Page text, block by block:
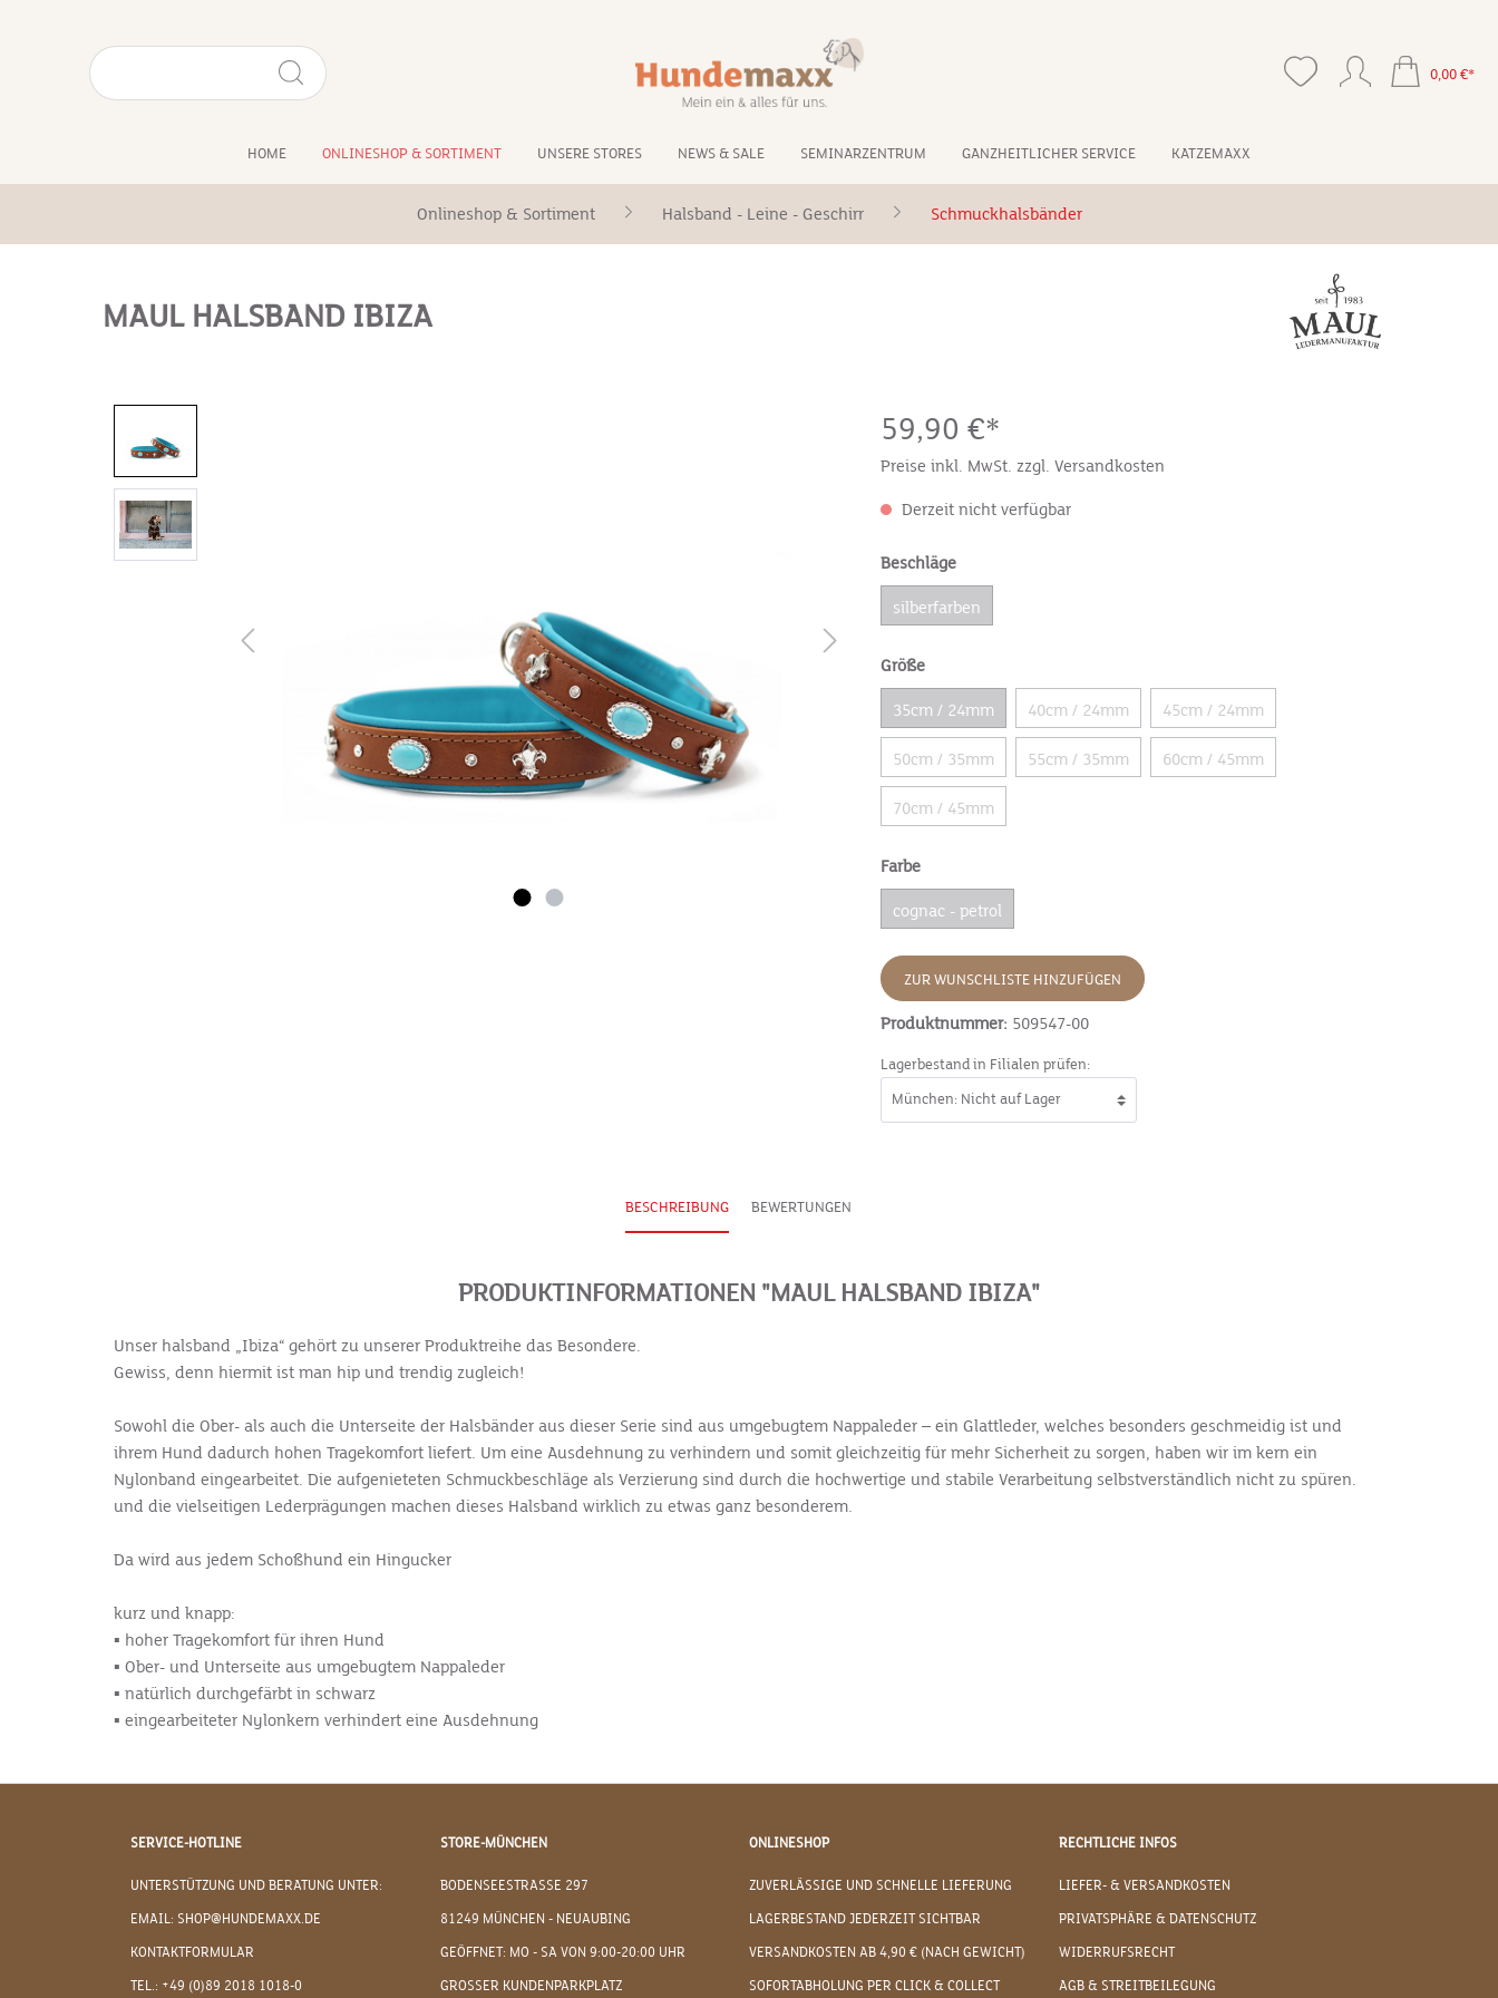
0,00 €*
HOME ONLINESHOP & SORTIMENT UNSERE STORES NEWS & SALE SEMINARZENTRUM GANZHEITLICHER SERVICE KATZEMAXX
Onlineshop & Sortiment Halsband - Leine - Geschirr Schmuckhalsbänder
MAUL HALSBAND IBIZA
59,90 €*
Preise inkl. MwSt. zzgl. Versandkosten
Derzeit nicht verfügbar
Beschläge
silberfarben
Größe
35cm / 24mm 40cm / 24mm 45cm / 24mm
50cm / 35mm 55cm / 35mm 60cm / 45mm
70cm / 45mm
Farbe
cognac - petrol
ZUR WUNSCHLISTE HINZUFÜGEN
Produktnummer: 509547-00
Lagerbestand in Filialen prüfen:
BESCHREIBUNG BEWERTUNGEN
PRODUKTINFORMATIONEN "MAUL HALSBAND IBIZA"
Unser halsband „Ibiza“ gehört zu unserer Produktreihe das Besondere.
Gewiss, denn hiermit ist man hip und trendig zugleich!
Sowohl die Ober- als auch die Unterseite der Halsbänder aus dieser Serie sind aus umgebugtem Nappaleder – ein Glattleder, welches besonders geschmeidig ist und
ihrem Hund dadurch hohen Tragekomfort liefert. Um eine Ausdehnung zu verhindern und somit gleichzeitig für mehr Sicherheit zu sorgen, haben wir im kern ein
Nylonband eingearbeitet. Die aufgenieteten Schmuckbeschläge als Verzierung sind durch die hochwertige und stabile Verarbeitung selbstverständlich nicht zu spüren.
und die vielseitigen Lederprägungen machen dieses Halsband wirklich zu etwas ganz besonderem.
Da wird aus jedem Schoßhund ein Hingucker
kurz und knapp:
▪ hoher Tragekomfort für ihren Hund
▪ Ober- und Unterseite aus umgebugtem Nappaleder
▪ natürlich durchgefärbt in schwarz
▪ eingearbeiteter Nylonkern verhindert eine Ausdehnung
SERVICE-HOTLINE
UNTERSTÜTZUNG UND BERATUNG UNTER:
EMAIL: SHOP@HUNDEMAXX.DE
KONTAKTFORMULAR
TEL.: +49 (0)89 2018 1018-0
STORE-MÜNCHEN
BODENSEESTRASSE 297
81249 MÜNCHEN - NEUAUBING
GEÖFFNET: MO - SA VON 9:00-20:00 UHR
GROSSER KUNDENPARKPLATZ
ONLINESHOP
ZUVERLÄSSIGE UND SCHNELLE LIEFERUNG
LAGERBESTAND JEDERZEIT SICHTBAR
VERSANDKOSTEN AB 4,90 € (NACH GEWICHT)
SOFORTABHOLUNG PER CLICK & COLLECT
RECHTLICHE INFOS
LIEFER- & VERSANDKOSTEN
PRIVATSPHÄRE & DATENSCHUTZ
WIDERRUFSRECHT
AGB & STREITBEILEGUNG